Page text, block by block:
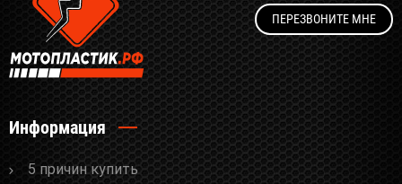
ПЕРЕЗВОНИТЕ МНЕ
Информация
5 причин купить